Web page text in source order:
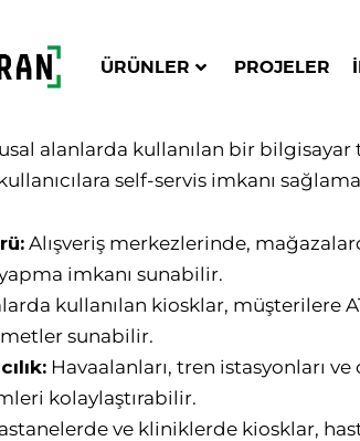
ÜRÜNLER PROJELER
alanlarda kullanılan bir
self-servis imkanı
Alışveriş merkezlerinde,
imkanı sunabilir.
kullanılan kiosklar, müşterilere
sunabilir.
Havaalanları, tren istasyonları
kolaylaştırabilir.
ve kliniklerde kiosklar,